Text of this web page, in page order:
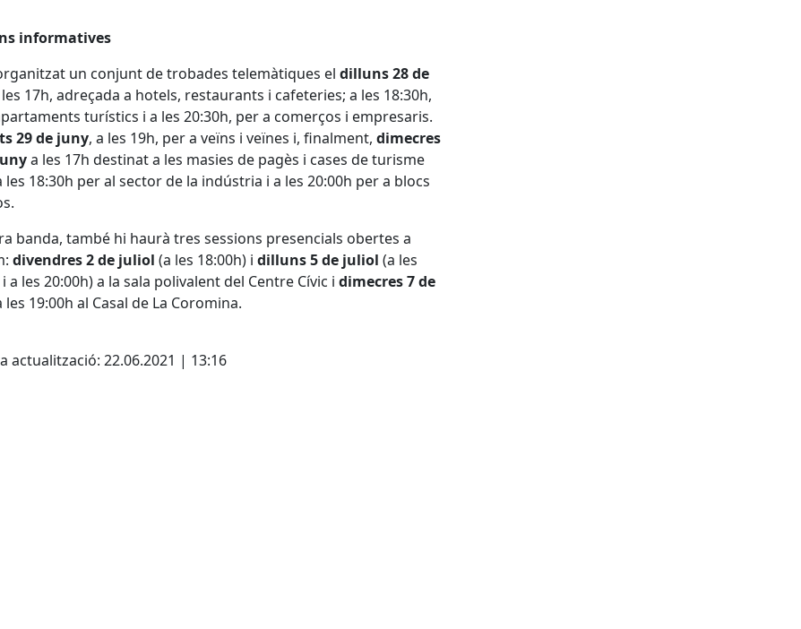
informatives
un conjunt de trobades telemàtiques el dilluns 28 de
17h, adreçada a hotels, restaurants i cafeteries; a les 18:30h,
turístics i a les 20:30h, per a comerços i empresaris.
29 de juny, a les 19h, per a veïns i veïnes i, finalment, dimecres
a les 17h destinat a les masies de pagès i cases de turisme
les 18:30h per al sector de la indústria i a les 20:00h per a blocs
banda, també hi haurà tres sessions presencials obertes a
divendres 2 de juliol (a les 18:00h) i dilluns 5 de juliol (a les
a les 20:00h) a la sala polivalent del Centre Cívic i dimecres 7 de
les 19:00h al Casal de La Coromina.
actualització: 22.06.2021 | 13:16